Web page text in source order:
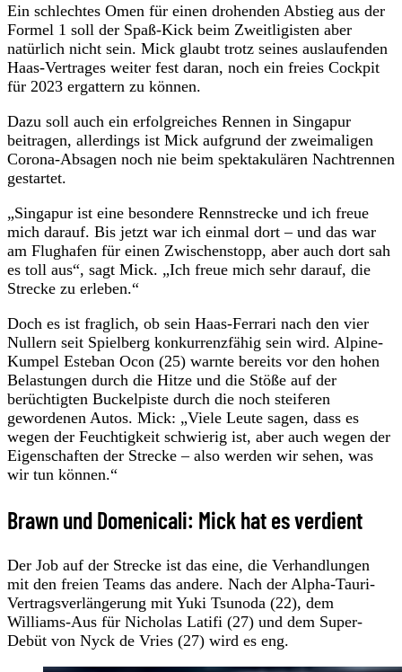
Ein schlechtes Omen für einen drohenden Abstieg aus der
Formel 1 soll der Spaß-Kick beim Zweitligisten aber
natürlich nicht sein. Mick glaubt trotz seines auslaufenden
Haas-Vertrages weiter fest daran, noch ein freies Cockpit
für 2023 ergattern zu können.
Dazu soll auch ein erfolgreiches Rennen in Singapur
beitragen, allerdings ist Mick aufgrund der zweimaligen
Corona-Absagen noch nie beim spektakulären Nachtrennen
gestartet.
„Singapur ist eine besondere Rennstrecke und ich freue
mich darauf. Bis jetzt war ich einmal dort – und das war
am Flughafen für einen Zwischenstopp, aber auch dort sah
es toll aus“, sagt Mick. „Ich freue mich sehr darauf, die
Strecke zu erleben.“
Doch es ist fraglich, ob sein Haas-Ferrari nach den vier
Nullern seit Spielberg konkurrenzfähig sein wird. Alpine-
Kumpel Esteban Ocon (25) warnte bereits vor den hohen
Belastungen durch die Hitze und die Stöße auf der
berüchtigten Buckelpiste durch die noch steiferen
gewordenen Autos. Mick: „Viele Leute sagen, dass es
wegen der Feuchtigkeit schwierig ist, aber auch wegen der
Eigenschaften der Strecke – also werden wir sehen, was
wir tun können.“
Brawn und Domenicali: Mick hat es verdient
Der Job auf der Strecke ist das eine, die Verhandlungen
mit den freien Teams das andere. Nach der Alpha-Tauri-
Vertragsverlängerung mit Yuki Tsunoda (22), dem
Williams-Aus für Nicholas Latifi (27) und dem Super-
Debüt von Nyck de Vries (27) wird es eng.